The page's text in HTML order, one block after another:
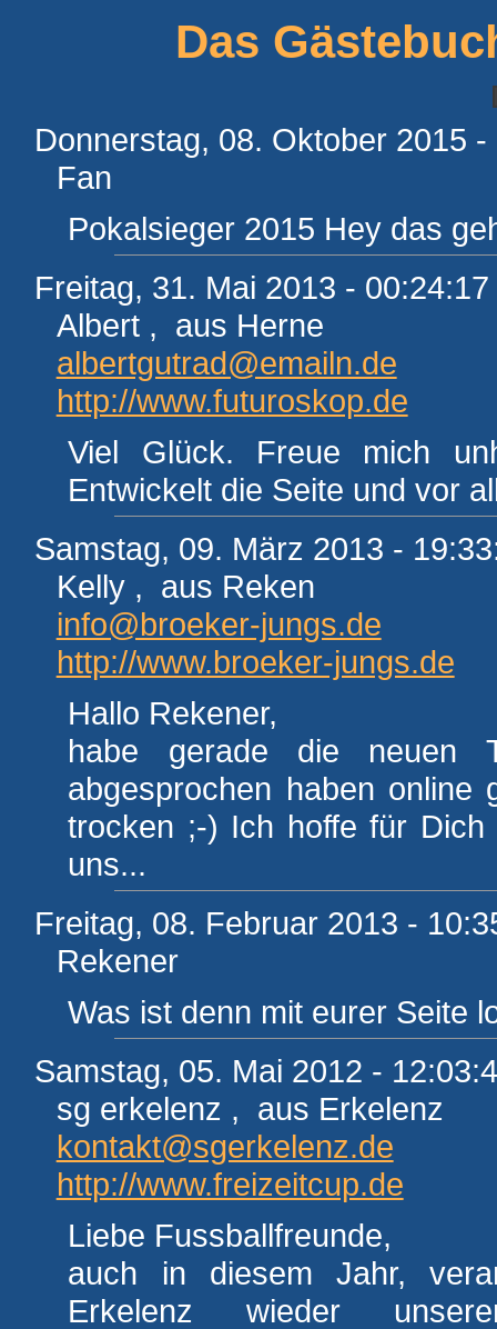
Das
Donnerstag, 08. Oktober 2015 -
Fan
Pokalsieger 2015 Hey das
Freitag, 31. Mai 2013 - 00:24:17
Albert , aus Herne
albertgutrad@emailn.de
http://www.futuroskop.de
Viel Glück. Freue mich
Entwickelt die Seite und vor
Samstag, 09. März 2013 -
Kelly , aus Reken
info@broeker-jungs.de
http://www.broeker-jungs.de
Hallo Rekener,
habe gerade die neuen
abgesprochen haben online
trocken ;-) Ich hoffe für
uns...
Freitag, 08. Februar 2013 -
Rekener
Was ist denn mit eurer Seite
Samstag, 05. Mai 2012 -
sg erkelenz , aus Erkelenz
kontakt@sgerkelenz.de
http://www.freizeitcup.de
Liebe Fussballfreunde,
auch in diesem Jahr,
Erkelenz wieder